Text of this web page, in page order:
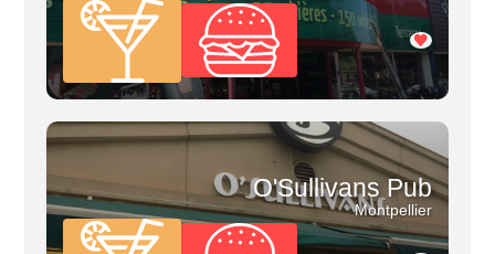
O'Sullivans Pub
Montpellier